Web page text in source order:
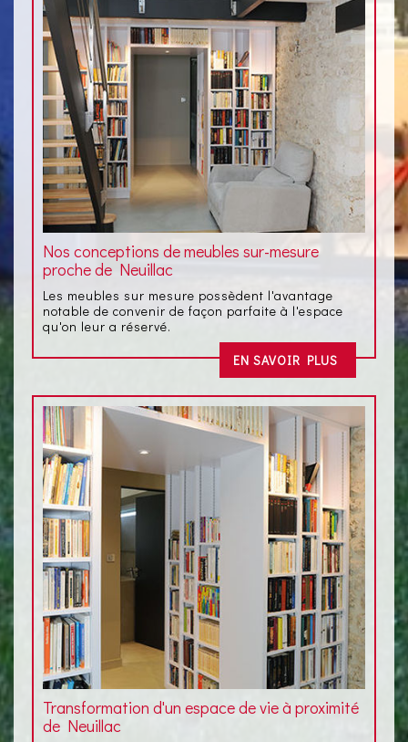
Nos conceptions de meubles sur-mesure
proche de Neuillac
Les meubles sur mesure possèdent l'avantage
notable de convenir de façon parfaite à l'espace
qu'on leur a réservé.
EN SAVOIR PLUS
Transformation d'un espace de vie à proximité
de Neuillac